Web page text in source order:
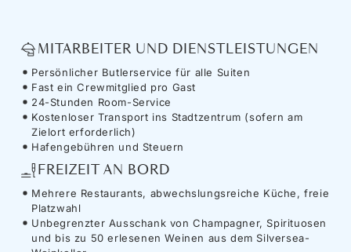
MITARBEITER UND DIENSTLEISTUNGEN
Persönlicher Butlerservice für alle Suiten
Fast ein Crewmitglied pro Gast
24-Stunden Room-Service
Kostenloser Transport ins Stadtzentrum (sofern am
Zielort erforderlich)
Hafengebühren und Steuern
FREIZEIT AN BORD
Mehrere Restaurants, abwechslungsreiche Küche, freie
Platzwahl
Unbegrenzter Ausschank von Champagner, Spirituosen
und bis zu 50 erlesenen Weinen aus dem Silversea-